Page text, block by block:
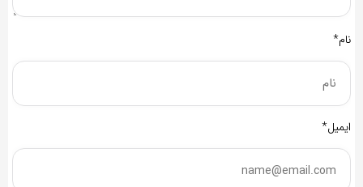
نام*
ایمیل*